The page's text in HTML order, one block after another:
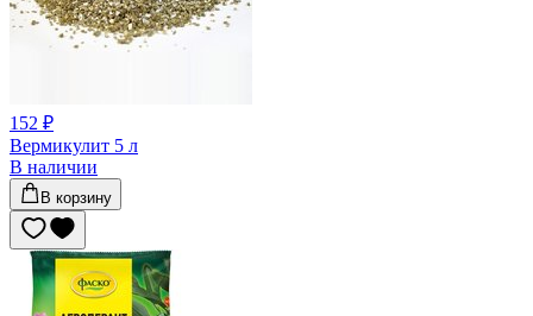
152 ₽
Вермикулит 5 л
В наличии
В корзину